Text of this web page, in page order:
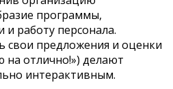
программы,
работу персонала.
свои предложения и оценки
отлично!») делают
интерактивным.